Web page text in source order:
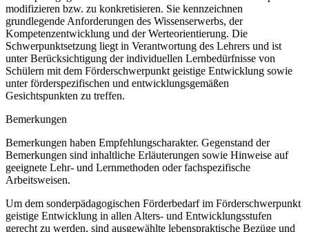
modifizieren bzw. zu konkretisieren. Sie kennzeichnen
grundlegende Anforderungen des Wissenserwerbs, der
Kompetenzentwicklung und der Werteorientierung. Die
Schwerpunktsetzung liegt in Verantwortung des Lehrers und ist
unter Berücksichtigung der individuellen Lernbedürfnisse von
Schülern mit dem Förderschwerpunkt geistige Entwicklung sowie
unter förderspezifischen und entwicklungsgemäßen
Gesichtspunkten zu treffen.
Bemerkungen
Bemerkungen haben Empfehlungscharakter. Gegenstand der
Bemerkungen sind inhaltliche Erläuterungen sowie Hinweise auf
geeignete Lehr- und Lernmethoden oder fachspezifische
Arbeitsweisen.
Um dem sonderpädagogischen Förderbedarf im Förderschwerpunkt
geistige Entwicklung in allen Alters- und Entwicklungsstufen
gerecht zu werden, sind ausgewählte lebenspraktische Bezüge und